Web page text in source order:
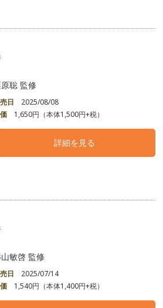
聡 監修
日
2025/08/08
1,650円（本体1,500円+税）
詳細を見る
敏啓 監修
日
2025/07/14
1,540円（本体1,400円+税）